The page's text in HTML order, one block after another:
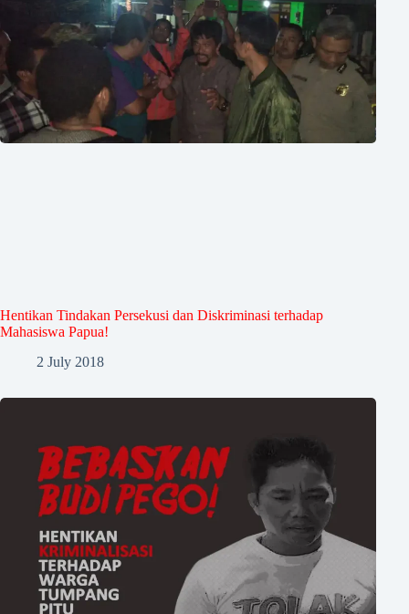
Hentikan Tindakan Persekusi dan Diskriminasi terhadap
Mahasiswa Papua!
2 July 2018